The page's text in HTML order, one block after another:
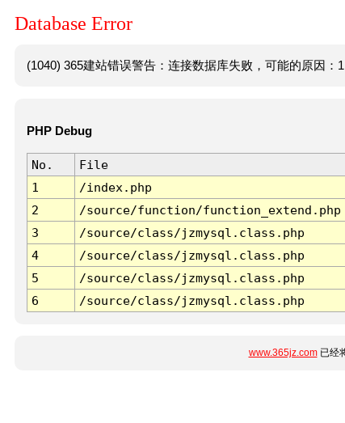
Database Error
(1040) 365建站错误警告：连接数据库失败，可能的原因：
PHP Debug
No. File
1
/index.php
2
/source/function/function_extend.php
3
/source/class/jzmysql.class.php
4
/source/class/jzmysql.class.php
5
/source/class/jzmysql.class.php
6
/source/class/jzmysql.class.php
www.365jz.com已经